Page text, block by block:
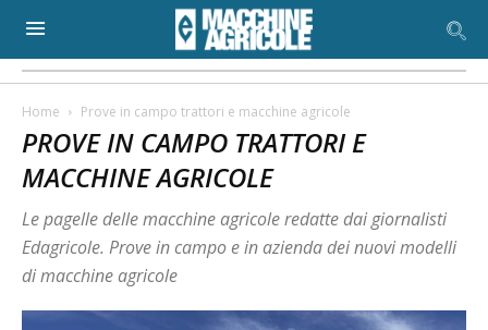
Home Prove in campo trattori e macchine agricole
PROVE IN CAMPO TRATTORI E
MACCHINE AGRICOLE
Le pagelle delle macchine agricole redatte dai giornalisti
Edagricole. Prove in campo e in azienda dei nuovi modelli
di macchine agricole